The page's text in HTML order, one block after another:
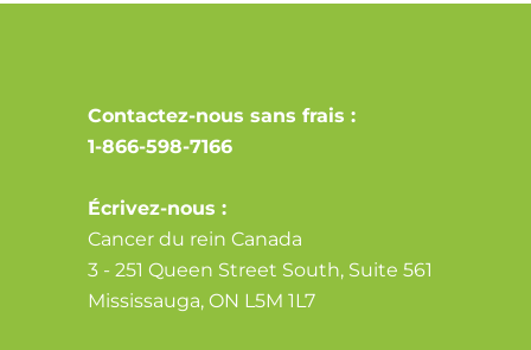
Contactez-nous sans frais :
1-866-598-7166
Écrivez-nous :
Cancer du rein Canada
3 - 251 Queen Street South, Suite 561
Mississauga, ON L5M 1L7